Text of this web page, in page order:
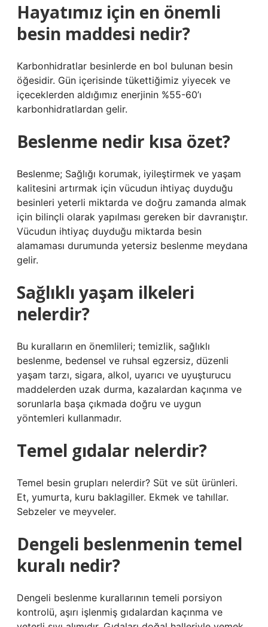
Hayatımız için en önemli
besin maddesi nedir?
Karbonhidratlar besinlerde en bol bulunan besin
öğesidir. Gün içerisinde tükettiğimiz yiyecek ve
içeceklerden aldığımız enerjinin %55-60’ı
karbonhidratlardan gelir.
Beslenme nedir kısa özet?
Beslenme; Sağlığı korumak, iyileştirmek ve yaşam
kalitesini artırmak için vücudun ihtiyaç duyduğu
besinleri yeterli miktarda ve doğru zamanda almak
için bilinçli olarak yapılması gereken bir davranıştır.
Vücudun ihtiyaç duyduğu miktarda besin
alamaması durumunda yetersiz beslenme meydana
gelir.
Sağlıklı yaşam ilkeleri
nelerdir?
Bu kuralların en önemlileri; temizlik, sağlıklı
beslenme, bedensel ve ruhsal egzersiz, düzenli
yaşam tarzı, sigara, alkol, uyarıcı ve uyuşturucu
maddelerden uzak durma, kazalardan kaçınma ve
sorunlarla başa çıkmada doğru ve uygun
yöntemleri kullanmadır.
Temel gıdalar nelerdir?
Temel besin grupları nelerdir? Süt ve süt ürünleri.
Et, yumurta, kuru baklagiller. Ekmek ve tahıllar.
Sebzeler ve meyveler.
Dengeli beslenmenin temel
kuralı nedir?
Dengeli beslenme kurallarının temeli porsiyon
kontrolü, aşırı işlenmiş gıdalardan kaçınma ve